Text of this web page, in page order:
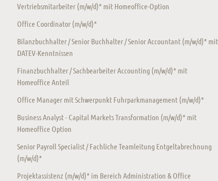
Vertriebsmitarbeiter (m/w/d)* mit Homeoffice-Option
Office Coordinator (m/w/d)*
Bilanzbuchhalter / Senior Buchhalter / Senior Accountant (m/w/d)* mit
DATEV-Kenntnissen
Finanzbuchhalter / Sachbearbeiter Accounting (m/w/d)* mit
Homeoffice Anteil
Office Manager mit Schwerpunkt Fuhrparkmanagement (m/w/d)*
Business Analyst - Capital Markets Transformation (m/w/d)* mit
Homeoffice Option
Senior Payroll Specialist / Fachliche Teamleitung Entgeltabrechnung
(m/w/d)*
Projektassistenz (m/w/d)* im Bereich Administration & Office